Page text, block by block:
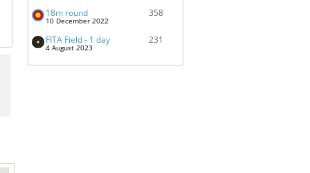
18m round
10 December 2022
358
FITA Field - 1 day
4 August 2023
231